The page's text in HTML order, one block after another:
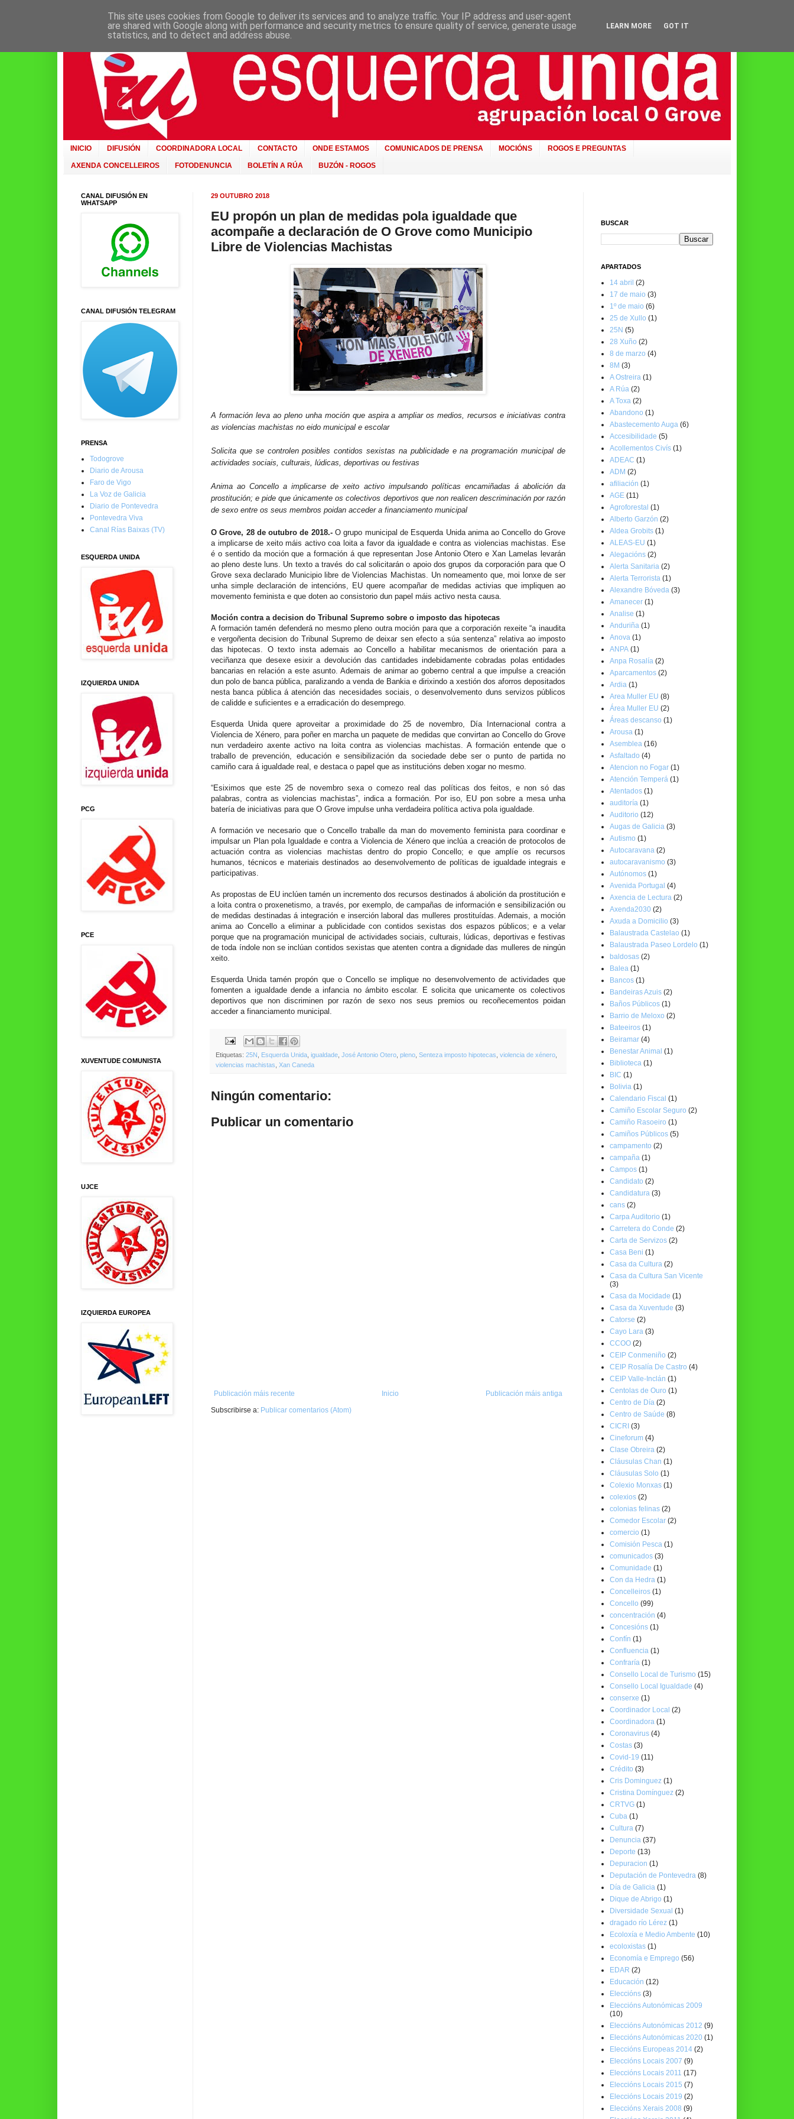
INICIO DIFUSIÓN COORDINADORA LOCAL CONTACTO ONDE ESTAMOS COMUNICADOS DE PRENSA MOCIÓNS ROGOS E PREGUNTAS
AXENDA CONCELLEIROS FOTODENUNCIA BOLETÍN A RÚA BUZÓN - ROGOS
29 OUTUBRO 2018
EU propón un plan de medidas pola igualdade que
acompañe a declaración de O Grove como Municipio
Libre de Violencias Machistas
A formación leva ao pleno unha moción que aspira a ampliar os medios, recursos e iniciativas contra
as violencias machistas no eido municipal e escolar
Solicita que se controlen posibles contidos sexistas na publicidade e na programación municipal de
actividades sociais, culturais, lúdicas, deportivas ou festivas
Anima ao Concello a implicarse de xeito activo impulsando políticas encamiñadas á abolición da
prostitución; e pide que únicamente os colectivos deportivos que non realicen descriminación por razón
de sexo entre os seus membros poidan acceder a financiamento municipal
O Grove, 28 de outubro de 2018.-O grupo municipal de Esquerda Unida anima ao Concello do Grove
a implicarse de xeito máis activo coa loita a favor da igualdade e contra as violencias machistas. Ese
é o sentido da moción que a formación á que representan Jose Antonio Otero e Xan Lamelas levarán
ao pleno deste luns. Un texto a través do cal solicitarán o apoio dos grupos da corporación para que O
Grove sexa declarado Municipio libre de Violencias Machistas. Un nomeamento que, moi lonxe de ser
unha simple declaración de intencións, EU quere acompañar de medidas activias que impliquen ao
movemento feminista e que doten ao consistorio dun papel máis activo nesta causa.
Moción contra a decision do Tribunal Supremo sobre o imposto das hipotecas
A formación tamén defenderá no mesmo pleno outra moción para que a corporación rexeite “a inaudita
e vergoñenta decision do Tribunal Supremo de deixar sen efecto a súa sentenza” relativa ao imposto
das hipotecas. O texto insta ademais ao Concello a habilitar mecanismos de orientación para a
veciñanza que desexe esixir a devolución das cantidades indebidamente cobradas polas entidades
bancarias en relación a este asunto. Ademais de animar ao goberno central a que impulse a creación
dun polo de banca pública, paralizando a venda de Bankia e dirixindo a xestión dos aforros depositados
nesta banca pública á atención das necesidades sociais, o desenvolvemento duns servizos públicos
de calidde e suficientes e a erradicación do desemprego.
Esquerda Unida quere aproveitar a proximidade do 25 de novembro, Día Internacional contra a
Violencia de Xénero, para poñer en marcha un paquete de medidas que convirtan ao Concello do Grove
nun verdadeiro axente activo na loita contra as violencias machistas. A formación entende que o
traballo de prevención, educación e sensibilización da sociedade debe ser o punto de partida no
camiño cara á igualdade real, e destaca o papel que as institucións deben xogar no mesmo.
“Esiximos que este 25 de novembro sexa o comezo real das políticas dos feitos, e non só das
palabras, contra as violencias machistas”, indica a formación. Por iso, EU pon sobre a mesa unha
batería de iniciativas para que O Grove impulse unha verdadeira política activa pola igualdade.
A formación ve necesario que o Concello traballe da man do movemento feminista para coordinar e
impulsar un Plan pola Igualdade e contra a Violencia de Xénero que inclúa a creación de protocolos de
actuación contra as violencias machistas dentro do propio Concello; e que amplíe os recursos
humanos, técnicos e materiais destinados ao desenvolvemento de políticas de igualdade integrais e
participativas.
As propostas de EU inclúen tamén un incremento dos recursos destinados á abolición da prostitución e
a loita contra o proxenetismo, a través, por exemplo, de campañas de información e sensibilización ou
de medidas destinadas á integración e inserción laboral das mulleres prostituídas. Ademais, a moción
anima ao Concello a eliminar a publicidade con contidos sexistas dos espazos públicos; e a velar
porque que na programación municipal de actividades sociais, culturais, lúdicas, deportivas e festivas
de toda índole non se inclúan contidos sexistas que atenten contra a dignidade das mulleres de ningún
xeito.
Esquerda Unida tamén propón que o Concello se implique no desenvolvemento de actividades que
fomenten a igualdade dende a infancia no ámbito escolar. E solicita que unicamente os colectivos
deportivos que non discriminen por razón de sexo nos seus premios ou recoñecementos poidan
acceder a financiamento municipal.
Etiquetas: 25N Esquerda Unida igualdade José Antonio Otero pleno Senteza imposto hipotecas violencia de xénero
violencias machistas Xan Caneda
Ningún comentario:
Publicar un comentario
Publicación máis recente Publicación máis antiga
Inicio
Subscribirse a: Publicar comentarios (Atom)
CANAL DIFUSIÓN EN
WHATSAPP
CANAL DIFUSIÓN TELEGRAM
PRENSA
Todogrove
Diario de Arousa
Faro de Vigo
La Voz de Galicia
Diario de Pontevedra
Pontevedra Viva
Canal Rías Baixas (TV)
ESQUERDA UNIDA
IZQUIERDA UNIDA
PCG
PCE
XUVENTUDE COMUNISTA
UJCE
IZQUIERDA EUROPEA
BUSCAR
APARTADOS
14 abril (2)
17 de maio (3)
1º de maio (6)
25 de Xullo (1)
25N (5)
28 Xuño (2)
8 de marzo (4)
8M (3)
A Ostreira (1)
A Rúa (2)
A Toxa (2)
Abandono (1)
Abastecemento Auga (6)
Accesibilidade (5)
Acollementos Civís (1)
ADEAC (1)
ADM (2)
afiliación (1)
AGE (11)
Agroforestal (1)
Alberto Garzón (2)
Aldea Grobits (1)
ALEAS-EU (1)
Alegacións (2)
Alerta Sanitaria (2)
Alerta Terrorista (1)
Alexandre Bóveda (3)
Amanecer (1)
Analise (1)
Anduriña (1)
Anova (1)
ANPA (1)
Anpa Rosalía (2)
Aparcamentos (2)
Ardia (1)
Area Muller EU (8)
Área Muller EU (2)
Áreas descanso (1)
Arousa (1)
Asemblea (16)
Asfaltado (4)
Atencion no Fogar (1)
Atención Temperá (1)
Atentados (1)
auditoría (1)
Auditorio (12)
Augas de Galicia (3)
Autismo (1)
Autocaravana (2)
autocaravanismo (3)
Autónomos (1)
Avenida Portugal (4)
Axencia de Lectura (2)
Axenda2030 (2)
Axuda a Domicilio (3)
Balaustrada Castelao (1)
Balaustrada Paseo Lordelo (1)
baldosas (2)
Balea (1)
Bancos (1)
Bandeiras Azuis (2)
Baños Públicos (1)
Barrio de Meloxo (2)
Bateeiros (1)
Beiramar (4)
Benestar Animal (1)
Biblioteca (1)
BIC (1)
Bolivia (1)
Calendario Fiscal (1)
Camiño Escolar Seguro (2)
Camiño Rasoeiro (1)
Camiños Públicos (5)
campamento (2)
campaña (1)
Campos (1)
Candidato (2)
Candidatura (3)
cans (2)
Carpa Auditorio (1)
Carretera do Conde (2)
Carta de Servizos (2)
Casa Beni (1)
Casa da Cultura (2)
Casa da Cultura San Vicente
(3)
Casa da Mocidade (1)
Casa da Xuventude (3)
Catorse (2)
Cayo Lara (3)
CCOO (2)
CEIP Conmeniño (2)
CEIP Rosalía De Castro (4)
CEIP Valle-Inclán (1)
Centolas de Ouro (1)
Centro de Día (2)
Centro de Saúde (8)
CICRI (3)
Cineforum (4)
Clase Obreira (2)
Cláusulas Chan (1)
Cláusulas Solo (1)
Colexio Monxas (1)
colexios (2)
colonias felinas (2)
Comedor Escolar (2)
comercio (1)
Comisión Pesca (1)
comunicados (3)
Comunidade (1)
Con da Hedra (1)
Concelleiros (1)
Concello (99)
concentración (4)
Concesións (1)
Confín (1)
Confluencia (1)
Confraría (1)
Consello Local de Turismo (15)
Consello Local Igualdade (4)
conserxe (1)
Coordinador Local (2)
Coordinadora (1)
Coronavirus (4)
Costas (3)
Covid-19 (11)
Crédito (3)
Cris Dominguez (1)
Cristina Domínguez (2)
CRTVG (1)
Cuba (1)
Cultura (7)
Denuncia (37)
Deporte (13)
Depuracion (1)
Deputación de Pontevedra (8)
Día de Galicia (1)
Dique de Abrigo (1)
Diversidade Sexual (1)
dragado río Lérez (1)
Ecoloxía e Medio Ambente (10)
ecoloxistas (1)
Economía e Emprego (56)
EDAR (2)
Educación (12)
Eleccións (3)
Eleccións Autonómicas 2009
(10)
Eleccións Autonómicas 2012 (9)
Eleccións Autonómicas 2020 (1)
Eleccións Europeas 2014 (2)
Eleccións Locais 2007 (9)
Eleccións Locais 2011 (17)
Eleccións Locais 2015 (7)
Eleccións Locais 2019 (2)
Eleccións Xerais 2008 (9)
This site uses cookies from Google to deliver its services and to analyze traffic. Your IP address and user-agent
are shared with Google along with performance and security metrics to ensure quality of service, generate usage
statistics, and to detect and address abuse.
LEARN MORE GOT IT